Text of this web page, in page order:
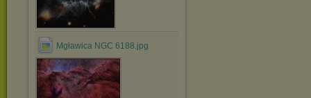
Mgławica NGC 6188.jpg